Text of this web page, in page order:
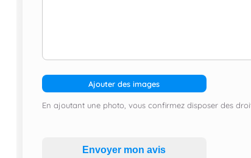
Ajouter des images
En ajoutant une photo, vous confirmez disposer des
Envoyer mon avis